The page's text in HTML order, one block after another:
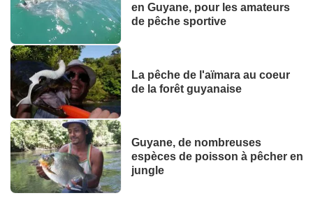
en Guyane, pour les amateurs
de pêche sportive
La pêche de l'aïmara au coeur
de la forêt guyanaise
Guyane, de nombreuses
espèces de poisson à pêcher en
jungle